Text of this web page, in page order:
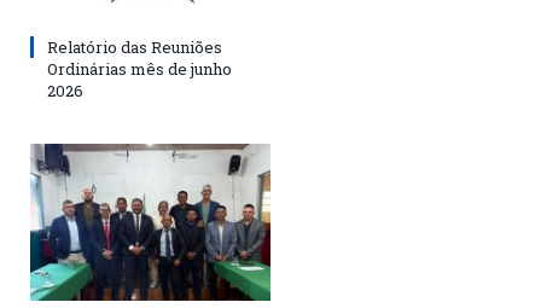
Relatório das Reuniões
Ordinárias mês de junho
2026